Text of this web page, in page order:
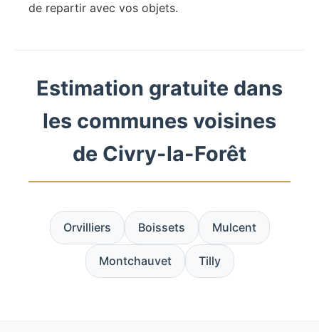
de repartir avec vos objets.
Estimation gratuite dans
les communes voisines
de Civry-la-Forêt
Orvilliers Boissets Mulcent
Montchauvet Tilly